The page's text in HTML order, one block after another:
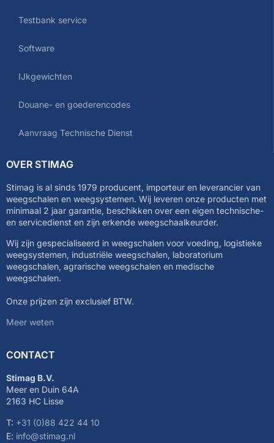
Testbank service
Software
IJkgewichten
Douane- en goederencodes
Aanvraag Technische Dienst
OVER STIMAG
Stimag is al sinds 1979 producent, importeur en leverancier van
weegschalen en weegsystemen. Wij leveren onze producten met
minimaal 2 jaar garantie, beschikken over een eigen technische-
en servicedienst en zijn erkende weegschaalkeurder.
Wij zijn gespecialiseerd in weegschalen voor voeding, logistieke
weegsystemen, industriële weegschalen, laboratorium
weegschalen, agrarische weegschalen en medische
weegschalen.
Onze prijzen zijn exclusief BTW.
Meer weten
CONTACT
Stimag B.V.
Meer en Duin 64A
2163 HC Lisse
T: +31 (0)88 422 44 10
E: info@stimag.nl